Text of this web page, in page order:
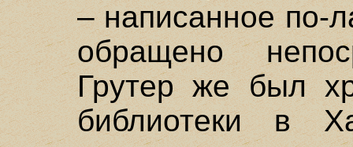
– написанное по-
обращено
Грутер же был
библиотеки в